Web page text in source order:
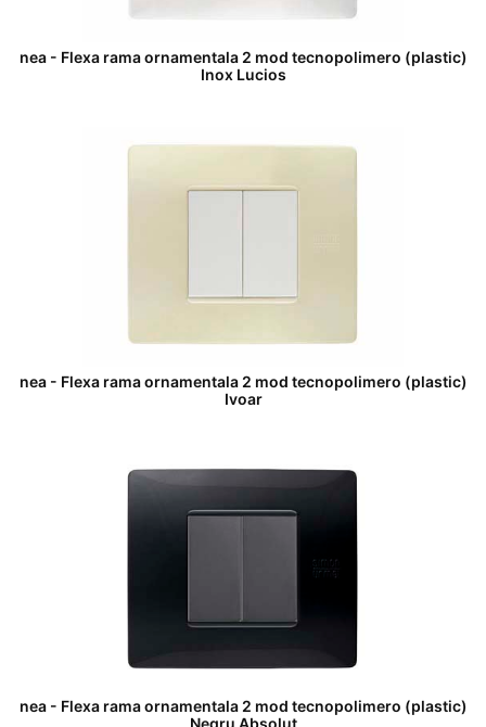
nea - Flexa rama ornamentala 2 mod tecnopolimero (plastic)
Inox Lucios
nea - Flexa rama ornamentala 2 mod tecnopolimero (plastic)
Ivoar
nea - Flexa rama ornamentala 2 mod tecnopolimero (plastic)
Negru Absolut